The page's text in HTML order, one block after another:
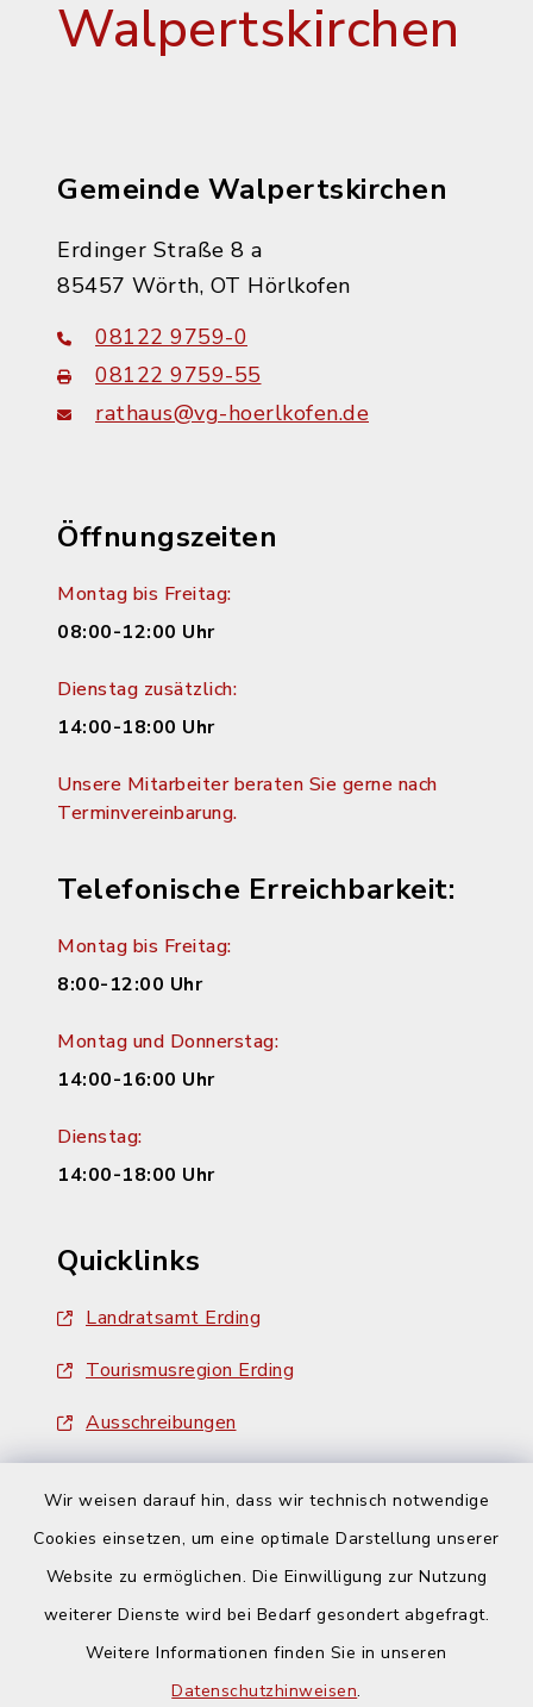
Wir weisen darauf hin, dass wir technisch notwendige
Cookies einsetzen, um eine optimale Darstellung unserer
Website zu ermöglichen. Die Einwilligung zur Nutzung
weiterer Dienste wird bei Bedarf gesondert abgefragt.
Weitere Informationen finden Sie in unseren
Datenschutzhinweisen.
Walpertskirchen
Gemeinde Walpertskirchen
Erdinger Straße 8 a
85457 Wörth, OT Hörlkofen
08122 9759-0
08122 9759-55
rathaus@vg-hoerlkofen.de
Öffnungszeiten
Montag bis Freitag:
08:00-12:00 Uhr
Dienstag zusätzlich:
14:00-18:00 Uhr
Unsere Mitarbeiter beraten Sie gerne nach
Terminvereinbarung.
Telefonische Erreichbarkeit:
Montag bis Freitag:
8:00-12:00 Uhr
Montag und Donnerstag:
14:00-16:00 Uhr
Dienstag:
14:00-18:00 Uhr
Quicklinks
Landratsamt Erding
Tourismusregion Erding
Ausschreibungen
Barrierefreiheit